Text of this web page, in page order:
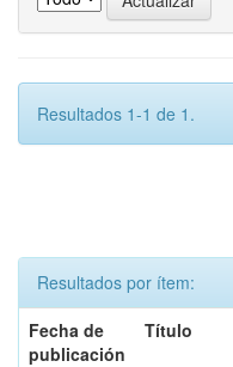
Resultados 1-1 de 1.
Resultados por ítem:
Fecha de
publicación
Título